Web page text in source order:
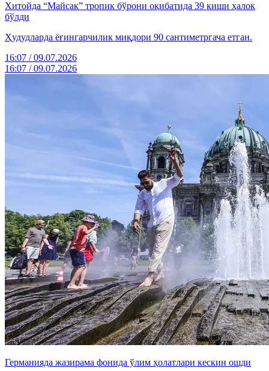
Хитойда “Майсак” тропик бўрони оқибатида 39 киши ҳалок
бўлди
Ҳудудларда ёғингарчилик миқдори 90 сантиметргача етган.
16:07 / 09.07.2026
16:07 / 09.07.2026
Германияда жазирама фонида ўлим ҳолатлари кескин ошди